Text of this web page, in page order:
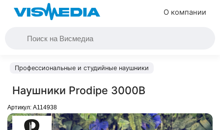
О компании
Профессиональные и студийные наушники
Наушники Prodipe 3000B
Артикул: A114938